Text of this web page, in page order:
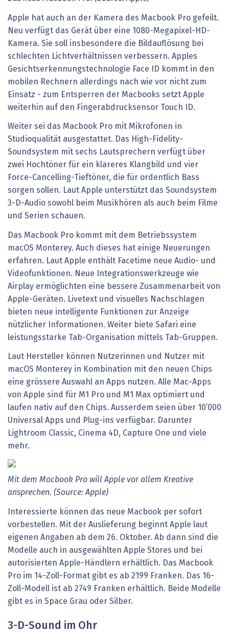
Apple hat auch an der Kamera des Macbook Pro gefeilt.
Neu verfügt das Gerät über eine 1080-Megapixel-HD-
Kamera. Sie soll insbesondere die Bildauflösung bei
schlechten Lichtverhältnissen verbessern. Apples
Gesichtserkennungstechnologie Face ID kommt in den
mobilen Rechnern allerdings nach wie vor nicht zum
Einsatz - zum Entsperren der Macbooks setzt Apple
weiterhin auf den Fingerabdrucksensor Touch ID.
Weiter sei das Macbook Pro mit Mikrofonen in
Studioqualität ausgestattet. Das High-Fidelity-
Soundsystem mit sechs Lautsprechern verfügt über
zwei Hochtöner für ein klareres Klangbild und vier
Force-Cancelling-Tieftöner, die für ordentlich Bass
sorgen sollen. Laut Apple unterstützt das Soundsystem
3-D-Audio sowohl beim Musikhören als auch beim Filme
und Serien schauen.
Das Macbook Pro kommt mit dem Betriebssystem
macOS Monterey. Auch dieses hat einige Neuerungen
erfahren. Laut Apple enthält Facetime neue Audio- und
Videofunktionen. Neue Integrationswerkzeuge wie
Airplay ermöglichten eine bessere Zusammenarbeit von
Apple-Geräten. Livetext und visuelles Nachschlagen
bieten neue intelligente Funktionen zur Anzeige
nützlicher Informationen. Weiter biete Safari eine
leistungsstarke Tab-Organisation mittels Tab-Gruppen.
Laut Hersteller können Nutzerinnen und Nutzer mit
macOS Monterey in Kombination mit den neuen Chips
eine grössere Auswahl an Apps nutzen. Alle Mac-Apps
von Apple sind für M1 Pro und M1 Max optimiert und
laufen nativ auf den Chips. Ausserdem seien über 10’000
Universal Apps und Plug-ins verfügbar. Darunter
Lightroom Classic, Cinema 4D, Capture One und viele
mehr.
Mit dem Macbook Pro will Apple vor allem Kreative
ansprechen. (Source: Apple)
Interessierte können das neue Macbook per sofort
vorbestellen. Mit der Auslieferung beginnt Apple laut
eigenen Angaben ab dem 26. Oktober. Ab dann sind die
Modelle auch in ausgewählten Apple Stores und bei
autorisierten Apple-Händlern erhältlich. Das Macbook
Pro im 14-Zoll-Format gibt es ab 2199 Franken. Das 16-
Zoll-Modell ist ab 2749 Franken erhältlich. Beide Modelle
gibt es in Space Grau oder Silber.
3-D-Sound im Ohr